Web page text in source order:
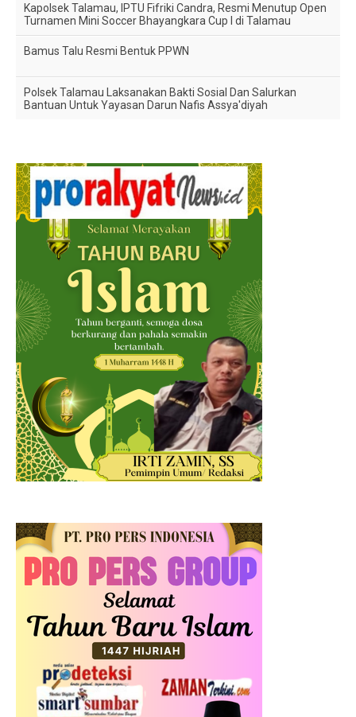
Kapolsek Talamau, IPTU Fifriki Candra, Resmi Menutup Open
Turnamen Mini Soccer Bhayangkara Cup I di Talamau
Bamus Talu Resmi Bentuk PPWN
Polsek Talamau Laksanakan Bakti Sosial Dan Salurkan
Bantuan Untuk Yayasan Darun Nafis Assya'diyah